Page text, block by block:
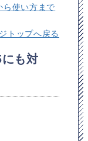
使い方まで
トップへ戻る
も対